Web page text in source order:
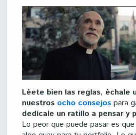
Léete bien las reglas, échale
nuestros ocho consejos para
dedícale un ratillo a pensar y
Lo peor que puede pasar es